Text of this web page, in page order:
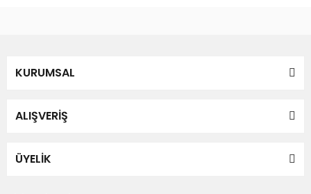
Ürün resmi kalitesiz, bozuk veya görüntülenemiyor.
Ürün bilgilerinde hatalar bulunuyor.
Bu ürüne benzer farklı alternatifler olmalı.
KURUMSAL
ALIŞVERİŞ
ÜYELİK